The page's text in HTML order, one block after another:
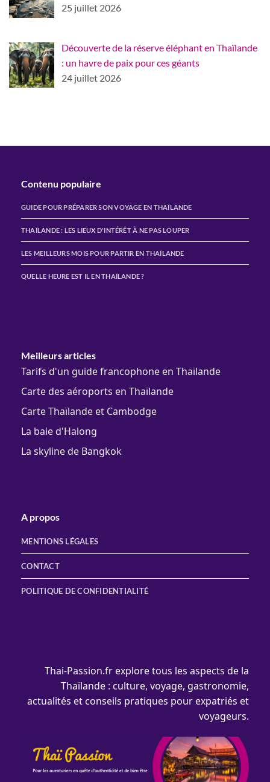
25 juillet 2026
Découverte de la réserve éléphant en Thaïlande
: un havre de paix pour ces géants
24 juillet 2026
Contenu populaire
GUIDE POUR PRÉPARER SON VOYAGE EN THAÏLANDE
THAÏLANDE : LES LIEUX D'INTÉRÊT À NE PAS LOUPER
LES MEILLEURS MOIS POUR PARTIR EN THAÏLANDE
QUELLE HEURE EST IL EN THAÏLANDE ?
Meilleurs articles
Tarifs d'un guide francophone en Thaïlande
Carte des aéroports en Thaïlande
Carte Thaïlande et Cambodge
La baie d'Halong
La skyline de Bangkok
A propos
MENTIONS LÉGALES
CONTACT
POLITIQUE DE CONFIDENTIALITÉ
Thai-Passion.fr explore tous les aspects de la
Thaïlande : culture, voyage, gastronomie,
actualités et conseils pratiques pour expatriés et
voyageurs.